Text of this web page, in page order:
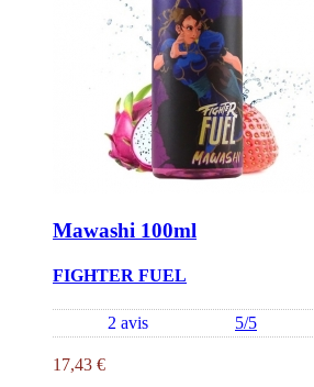
Mawashi 100ml
FIGHTER FUEL
2 avis 5/5
17,43 €